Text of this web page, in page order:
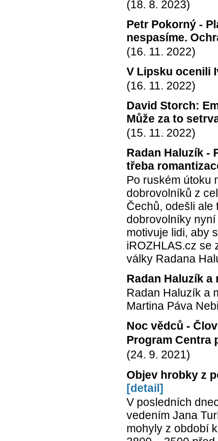
(18. 8. 2023)
Petr Pokorný -
nespasíme.
(16. 11. 2022)
V Lipsku ocenili
(16. 11. 2022)
David Storch:
Může za to
(15. 11. 2022)
Radan Haluzík -
třeba
Po ruském útoku
dobrovolníků z
Čechů, odešli ale
dobrovolníky
motivuje lidi, aby
iROZHLAS.cz se
války Radana
Radan Haluzík a
Radan Haluzík a
Martina Páva
Noc vědců -
Program Centra
(24. 9. 2021)
Objev hrobky z
[detail]
V posledních
vedením Jana
mohyly z období